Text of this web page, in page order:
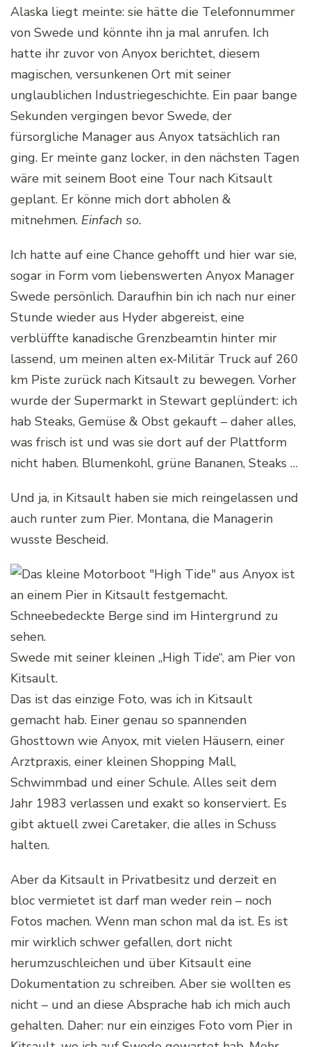
Alaska liegt meinte: sie hätte die Telefonnummer
von Swede und könnte ihn ja mal anrufen. Ich
hatte ihr zuvor von Anyox berichtet, diesem
magischen, versunkenen Ort mit seiner
unglaublichen Industriegeschichte. Ein paar bange
Sekunden vergingen bevor Swede, der
fürsorgliche Manager aus Anyox tatsächlich ran
ging. Er meinte ganz locker, in den nächsten Tagen
wäre mit seinem Boot eine Tour nach Kitsault
geplant. Er könne mich dort abholen &
mitnehmen. Einfach so.
Ich hatte auf eine Chance gehofft und hier war sie,
sogar in Form vom liebenswerten Anyox Manager
Swede persönlich. Daraufhin bin ich nach nur einer
Stunde wieder aus Hyder abgereist, eine
verblüffte kanadische Grenzbeamtin hinter mir
lassend, um meinen alten ex-Militär Truck auf 260
km Piste zurück nach Kitsault zu bewegen. Vorher
wurde der Supermarkt in Stewart geplündert: ich
hab Steaks, Gemüse & Obst gekauft – daher alles,
was frisch ist und was sie dort auf der Plattform
nicht haben. Blumenkohl, grüne Bananen, Steaks …
Und ja, in Kitsault haben sie mich reingelassen und
auch runter zum Pier. Montana, die Managerin
wusste Bescheid.
Swede mit seiner kleinen „High Tide“, am Pier von
Kitsault.
Das ist das einzige Foto, was ich in Kitsault
gemacht hab. Einer genau so spannenden
Ghosttown wie Anyox, mit vielen Häusern, einer
Arztpraxis, einer kleinen Shopping Mall,
Schwimmbad und einer Schule. Alles seit dem
Jahr 1983 verlassen und exakt so konserviert. Es
gibt aktuell zwei Caretaker, die alles in Schuss
halten.
Aber da Kitsault in Privatbesitz und derzeit en
bloc vermietet ist darf man weder rein – noch
Fotos machen. Wenn man schon mal da ist. Es ist
mir wirklich schwer gefallen, dort nicht
herumzuschleichen und über Kitsault eine
Dokumentation zu schreiben. Aber sie wollten es
nicht – und an diese Absprache hab ich mich auch
gehalten. Daher: nur ein einziges Foto vom Pier in